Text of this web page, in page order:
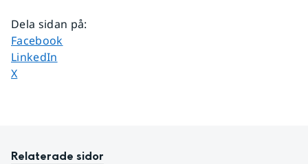
Dela sidan på:
Dela sidan på
Facebook
Dela sidan på
LinkedIn
Dela sidan på
X
Relaterade sidor